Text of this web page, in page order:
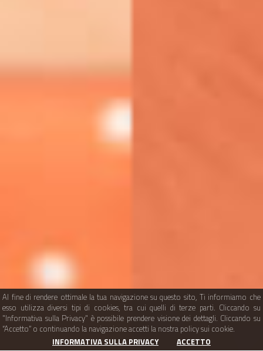
Al fine di rendere ottimale la tua navigazione su questo sito, Ti informiamo che
esso utilizza diversi tipi di cookies, tra cui quelli di terze parti. Cliccando su
"Informativa sulla Privacy" è possibile prendere visione dei dettagli. Cliccando su
“Accetto” o continuando la navigazione accetti la nostra policy sui cookie.
INFORMATIVA SULLA PRIVACY
ACCETTO